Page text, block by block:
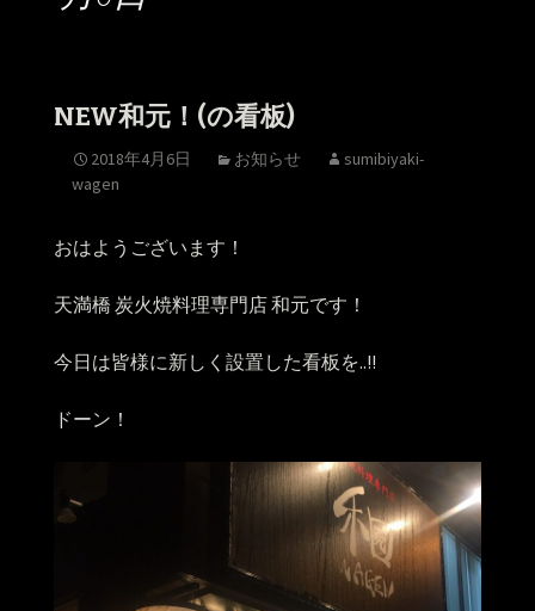
NEW和元！(の看板)
2018年4月6日 お知らせ
sumibiyaki-
wagen
おはようございます！
天満橋 炭火焼料理専門店 和元です！
今日は皆様に新しく設置した看板を..!!
ドーン！